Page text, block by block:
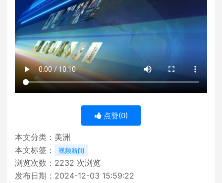
点赞(0)
本文分类： 美洲
本文标签：
视频新闻
浏览次数： 2232 次浏览
发布日期：2024-12-03 15:59:22
o
n